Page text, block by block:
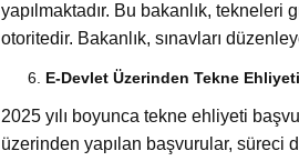
yapılmaktadır. Bu bakanlık,
otoritedir. Bakanlık, sınavları
E-Devlet Üzerinden Tekne
2025 yılı boyunca tekne ehliyeti
üzerinden yapılan başvurular, süreci